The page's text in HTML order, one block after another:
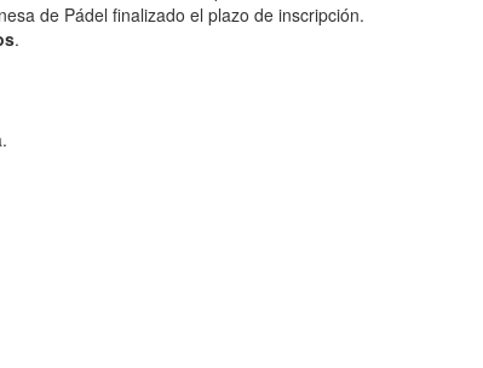
de Pádel finalizado el plazo de inscripción.
.